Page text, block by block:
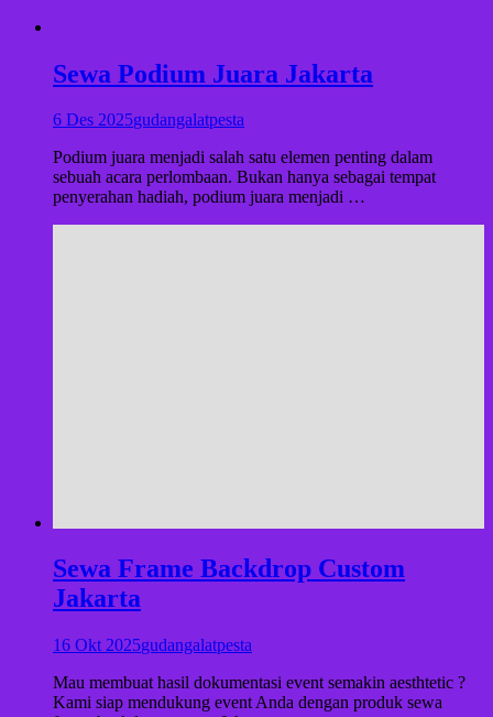
Sewa Podium Juara Jakarta
6 Des 2025gudangalatpesta
Podium juara menjadi salah satu elemen penting dalam
sebuah acara perlombaan. Bukan hanya sebagai tempat
penyerahan hadiah, podium juara menjadi …
Sewa Frame Backdrop Custom
Jakarta
16 Okt 2025gudangalatpesta
Mau membuat hasil dokumentasi event semakin aesthtetic ?
Kami siap mendukung event Anda dengan produk sewa